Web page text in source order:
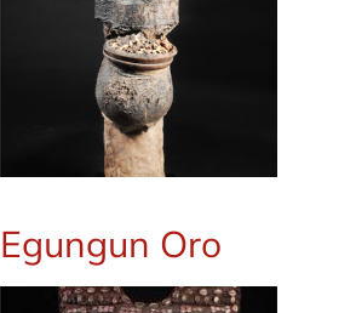
Egungun Oro